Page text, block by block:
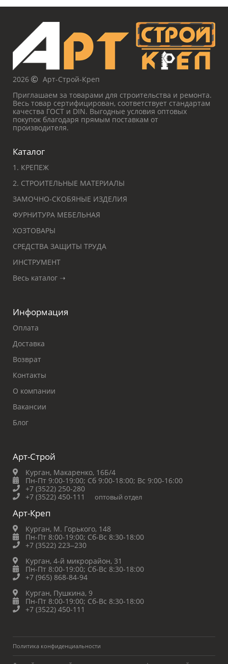
2026
Арт-Строй-Креп
Приглашаем за товарами для строительства и ремонта.
Весь товар сертифицирован, соответствует стандартам
качества ГОСТ и DIN. Выгодные условия оптовых
покупок благодаря прямым поставкам от
производителя.
Каталог
1. КРЕПЕЖ
2. СТРОИТЕЛЬНЫЕ МАТЕРИАЛЫ
ЗАМОЧНО-СКОБЯНЫЕ ИЗДЕЛИЯ
ФУРНИТУРА МЕБЕЛЬНАЯ
ХОЗТОВАРЫ
СРЕДСТВА ЗАЩИТЫ ТРУДА
ИНСТРУМЕНТ
Весь каталог ➝
Информация
Оплата
Доставка
Возврат
Контакты
О компании
Вакансии
Блог
Арт-Строй
Курган, Макаренко, 16Б/4
Пн-Пт 9:00-19:00; Сб 9:00-18:00; Вс 9:00-16:00
+7 (3522) 250-280
+7 (3522) 450-111
оптовый отдел
Арт-Креп
Курган, М. Горького, 148
Пн-Пт 8:00-19:00; Сб-Вс 8:30-18:00
+7 (3522) 223‒230
Курган, 4-й микрорайон, 31
Пн-Пт 8:00-19:00; Сб-Вс 8:30-18:00
+7 (965) 868-84-94
Курган, Пушкина, 9
Пн-Пт 8:00-19:00; Сб-Вс 8:30-18:00
+7 (3522) 450-111
Политика конфиденциальности